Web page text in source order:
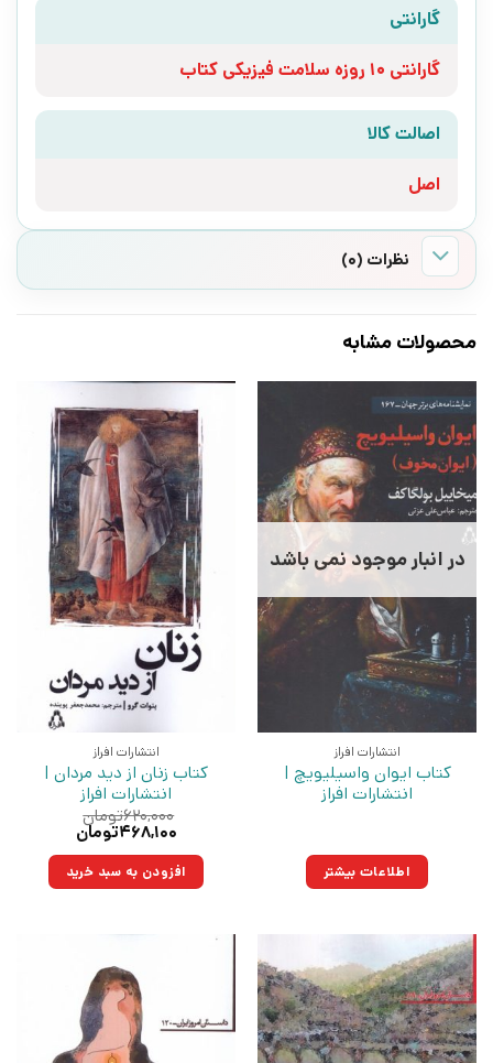
گارانتی
گارانتی 10 روزه سلامت فیزیکی کتاب
اصالت کالا
اصل
نظرات (0)
محصولات مشابه
در انبار موجود نمی باشد
انتشارات افراز
کتاب ایوان واسیلیویچ |
انتشارات افراز
اطلاعات بیشتر
انتشارات افراز
کتاب زنان از دید مردان |
انتشارات افراز
۶۲۰,۰۰۰تومان
قیمت
۶۲۰,۰۰۰تومان
بود.
۴۶۸,۱۰۰تومان
۴۶۸,۱۰۰تومان.افزودن به سبد خرید